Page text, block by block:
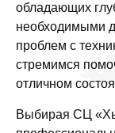
обладающих
необходимыми
проблем с
стремимся
отличном
Выбирая СЦ